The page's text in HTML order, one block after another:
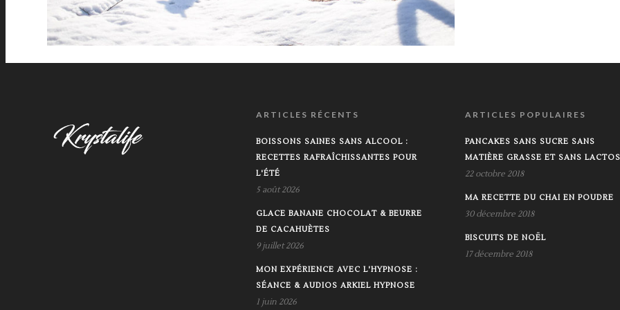
ARTICLES RÉCENTS
BOISSONS SAINES SANS ALCOOL :
RECETTES RAFRAÎCHISSANTES POUR
L'ÉTÉ
5 août 2026
GLACE BANANE CHOCOLAT & BEURRE
DE CACAHUÈTES
9 juillet 2026
MON EXPÉRIENCE AVEC L'HYPNOSE :
SÉANCE & AUDIOS ARKIEL HYPNOSE
1 juin 2026
ARTICLES POPULAIRES
PANCAKES SANS SUCRE SANS
MATIÈRE GRASSE ET SANS
22 octobre 2018
MA RECETTE DU CHAI EN POUDRE
30 décembre 2018
BISCUITS DE NOËL
17 décembre 2018